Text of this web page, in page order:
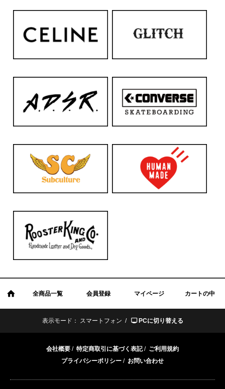
全商品一覧 会員登録 マイページ カートの中
表示モード： スマートフォン / PCに切り替える
会社概要 / 特定商取引に基づく表記/ ご利用規約
プライバシーポリシー / お問い合わせ